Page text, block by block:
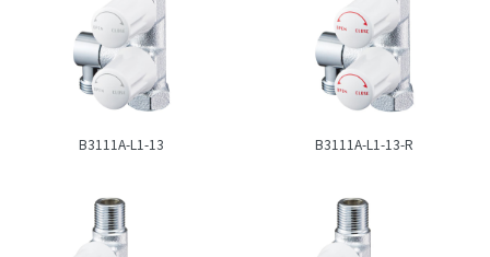
B3111A-L1-13 B3111A-L1-13-R